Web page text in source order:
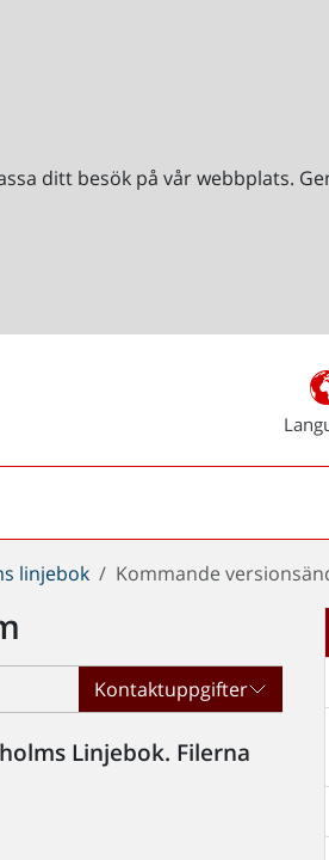
ditt besök på vår webbplats.
linjebok Kommande
Kontaktuppgifter
Linjebok. Filerna